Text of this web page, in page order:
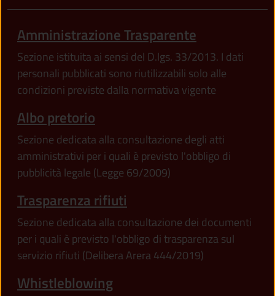
Amministrazione Trasparente
Sezione istituita ai sensi del D.lgs. 33/2013. I dati
personali pubblicati sono riutilizzabili solo alle
condizioni previste dalla normativa vigente
Albo pretorio
Sezione dedicata alla consultazione degli atti
amministrativi per i quali è previsto l'obbligo di
pubblicità legale (Legge 69/2009)
Trasparenza rifiuti
Sezione dedicata alla consultazione dei documenti
per i quali è previsto l'obbligo di trasparenza sul
servizio rifiuti (Delibera Arera 444/2019)
Whistleblowing